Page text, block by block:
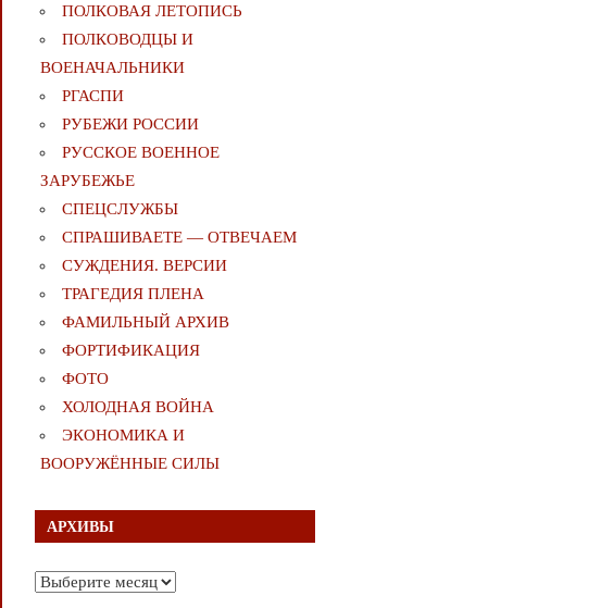
ПОЛКОВАЯ ЛЕТОПИСЬ
ПОЛКОВОДЦЫ И
ВОЕНАЧАЛЬНИКИ
РГАСПИ
РУБЕЖИ РОССИИ
РУССКОЕ ВОЕННОЕ
ЗАРУБЕЖЬЕ
СПЕЦСЛУЖБЫ
СПРАШИВАЕТЕ — ОТВЕЧАЕМ
СУЖДЕНИЯ. ВЕРСИИ
ТРАГЕДИЯ ПЛЕНА
ФАМИЛЬНЫЙ АРХИВ
ФОРТИФИКАЦИЯ
ФОТО
ХОЛОДНАЯ ВОЙНА
ЭКОНОМИКА И
ВООРУЖЁННЫЕ СИЛЫ
АРХИВЫ
Архивы